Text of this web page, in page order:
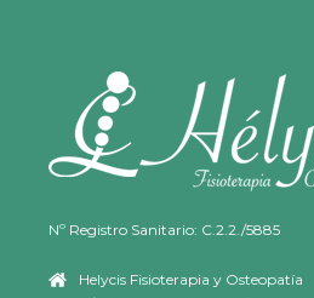
Nº Registro Sanitario: C.2.2./5885
Helycis Fisioterapia y Osteopatía